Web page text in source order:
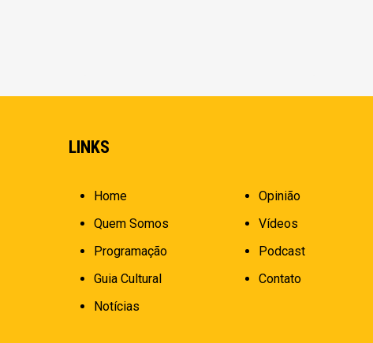
LINKS
Home
Quem Somos
Programação
Guia Cultural
Notícias
Opinião
Vídeos
Podcast
Contato